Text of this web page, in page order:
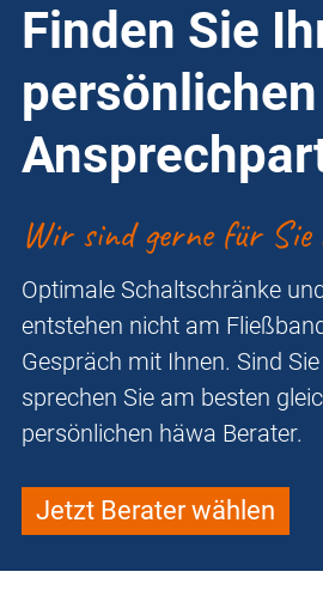
Finden Sie
persönlichen
Wir sind gerne für Sie
Optimale Schaltschränke
entstehen nicht am
Gespräch mit Ihnen. Sind
sprechen Sie am besten
persönlichen häwa Berater.
Jetzt Berater wählen